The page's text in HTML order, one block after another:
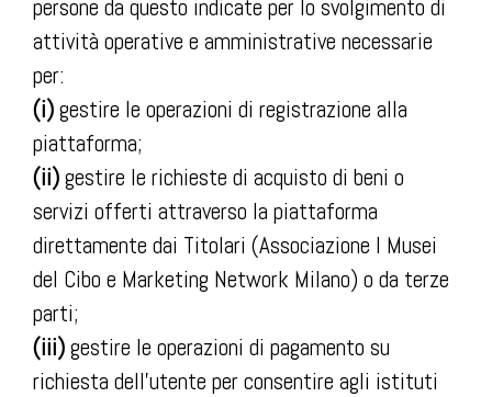
persone da questo indicate per lo svolgimento di
attività operative e amministrative necessarie
per:
(i)gestire le operazioni di registrazione alla
piattaforma;
(ii)gestire le richieste di acquisto di beni o
servizi offerti attraverso la piattaforma
direttamente dai Titolari (Associazione I Musei
del Cibo e Marketing Network Milano) o da terze
parti;
(iii)gestire le operazioni di pagamento su
richiesta dell’utente per consentire agli istituti